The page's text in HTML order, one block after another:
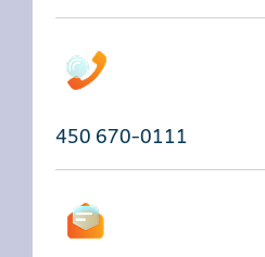
450 670-0111